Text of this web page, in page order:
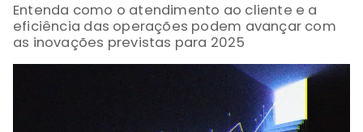
Entenda como o atendimento ao cliente e a
eficiência das operações podem avançar com
as inovações previstas para 2025